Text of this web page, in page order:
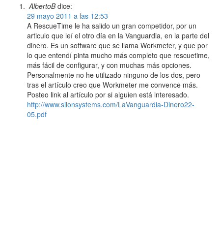
AlbertoB dice:
29 mayo 2011 a las 12:53
A RescueTime le ha salido un gran competidor, por un
articulo que leí el otro día en la Vanguardia, en la parte del
dinero. Es un software que se llama Workmeter, y que por
lo que entendí pinta mucho más completo que rescuetime,
más fácil de configurar, y con muchas más opciones.
Personalmente no he utilizado ninguno de los dos, pero
tras el artículo creo que Workmeter me convence más.
Posteo link al artículo por si alguien está interesado.
http://www.silonsystems.com/LaVanguardia-Dinero22-
05.pdf